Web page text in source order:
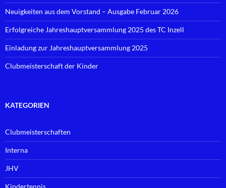
Neuigkeiten aus dem Vorstand – Ausgabe Februar 2026
Erfolgreiche Jahreshauptversammlung 2025 des TC Inzell
Einladung zur Jahreshauptversammlung 2025
Clubmeisterschaft der Kinder
KATEGORIEN
Clubmeisterschaften
Interna
JHV